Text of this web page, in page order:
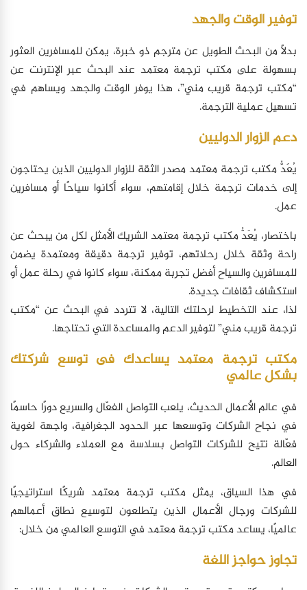
توفير الوقت والجهد
بدلاً من البحث الطويل عن مترجم ذو خبرة، يمكن للمسافرين العثور
بسهولة على مكتب ترجمة معتمد عند البحث عبر الإنترنت عن
“مكتب ترجمة قريب مني”، هذا يوفر الوقت والجهد ويساهم في
تسهيل عملية الترجمة.
دعم الزوار الدوليين
يُعَدُّ مكتب ترجمة معتمد مصدر الثقة للزوار الدوليين الذين يحتاجون
إلى خدمات ترجمة خلال إقامتهم، سواء أكانوا سياحًا أو مسافرين
عمل.
باختصار، يُعَدُّ مكتب ترجمة معتمد الشريك الأمثل لكل من يبحث عن
راحة وثقة خلال رحلاتهم، توفير ترجمة دقيقة ومعتمدة يضمن
للمسافرين والسياح أفضل تجربة ممكنة، سواء كانوا في رحلة عمل أو
استكشاف ثقافات جديدة.
لذا، عند التخطيط لرحلتك التالية، لا تتردد في البحث عن “مكتب
ترجمة قريب مني” لتوفير الدعم والمساعدة التي تحتاجها.
مكتب ترجمة معتمد يساعدك فى توسع شركتك
بشكل عالمي
في عالم الأعمال الحديث، يلعب التواصل الفعّال والسريع دورًا حاسمًا
في نجاح الشركات وتوسعها عبر الحدود الجغرافية، واجهة لغوية
فعّالة تتيح للشركات التواصل بسلاسة مع العملاء والشركاء حول
العالم.
في هذا السياق، يمثل مكتب ترجمة معتمد شريكًا استراتيجيًا
للشركات ورجال الأعمال الذين يتطلعون لتوسيع نطاق أعمالهم
عالميًا، يساعد مكتب ترجمة معتمد في التوسع العالمي من خلال:
تجاوز حواجز اللغة